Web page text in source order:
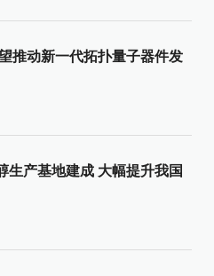
推动新一代拓扑量子器件发
生产基地建成 大幅提升我国